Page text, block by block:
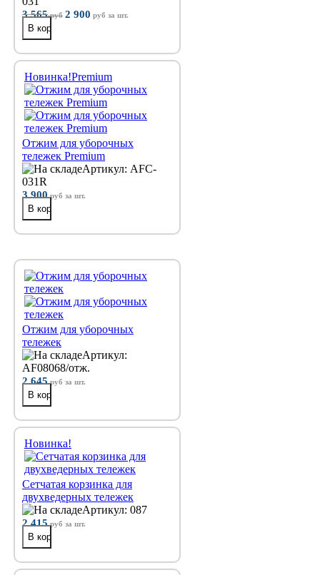
3 565руб 2 900 руб за шт.
Новинка!Premium
Отжим для уборочных
тележек Premium
Артикул: AFC-
031R
3 900руб за шт.
Отжим для уборочных
тележек
Артикул:
AF08068/отж.
2 645руб за шт.
Новинка!
Сетчатая корзинка для
двухведерных тележек
Артикул: 087
2 415руб за шт.